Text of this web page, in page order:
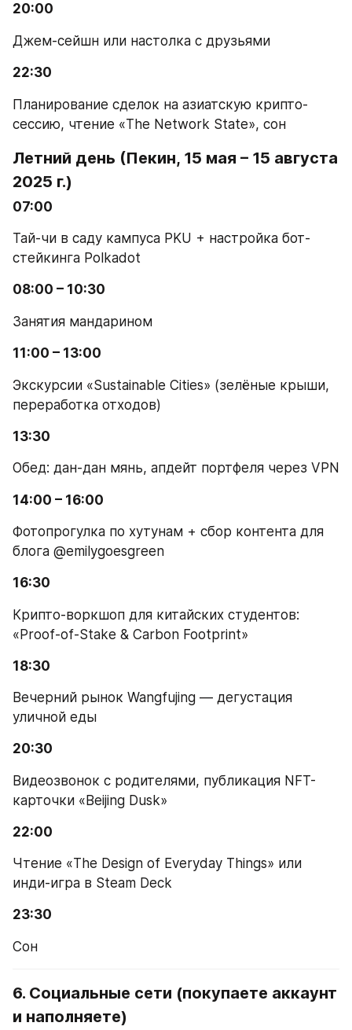
20:00
Джем-сейшн или настолка с друзьями
22:30
Планирование сделок на азиатскую крипто-
сессию, чтение «The Network State», сон
Летний день (Пекин, 15 мая – 15 августа
2025 г.)
07:00
Тай-чи в саду кампуса PKU + настройка бот-
стейкинга Polkadot
08:00 – 10:30
Занятия мандарином
11:00 – 13:00
Экскурсии «Sustainable Cities» (зелёные крыши,
переработка отходов)
13:30
Обед: дан-дан мянь, апдейт портфеля через VPN
14:00 – 16:00
Фотопрогулка по хутунам + сбор контента для
блога @emilygoesgreen
16:30
Крипто-воркшоп для китайских студентов:
«Proof-of-Stake & Carbon Footprint»
18:30
Вечерний рынок Wangfujing — дегустация
уличной еды
20:30
Видеозвонок с родителями, публикация NFT-
карточки «Beijing Dusk»
22:00
Чтение «The Design of Everyday Things» или
инди-игра в Steam Deck
23:30
Сон
6. Социальные сети (покупаете аккаунт
и наполняете)